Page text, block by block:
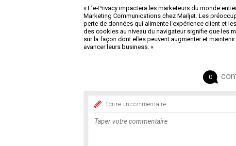
« L’e-Privacy impactera les marketeurs du monde
Marketing Communications chez Mailjet. Les
perte de données qui alimente l’expérience client et
des cookies au niveau du navigateur signifie que les
sur la façon dont elles peuvent augmenter et
avancer leurs business. »
0
Ecrire un commentaire